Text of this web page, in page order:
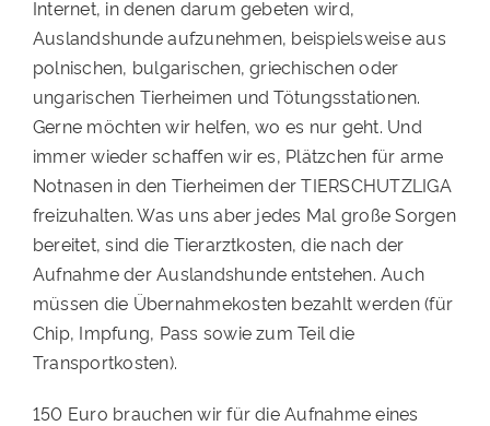
Internet, in denen darum gebeten wird,
Auslandshunde aufzunehmen, beispielsweise aus
polnischen, bulgarischen, griechischen oder
ungarischen Tierheimen und Tötungsstationen.
Gerne möchten wir helfen, wo es nur geht. Und
immer wieder schaffen wir es, Plätzchen für arme
Notnasen in den Tierheimen der TIERSCHUTZLIGA
freizuhalten. Was uns aber jedes Mal große Sorgen
bereitet, sind die Tierarztkosten, die nach der
Aufnahme der Auslandshunde entstehen. Auch
müssen die Übernahmekosten bezahlt werden (für
Chip, Impfung, Pass sowie zum Teil die
Transportkosten).
150 Euro brauchen wir für die Aufnahme eines